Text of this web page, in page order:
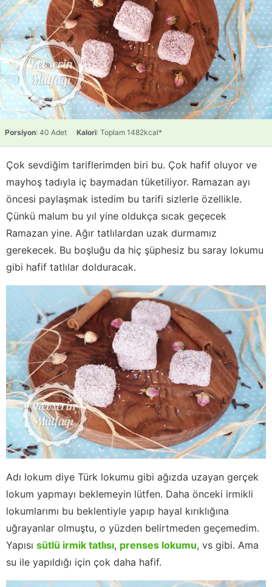
Porsiyon: 40 Adet Kalori: Toplam 1482kcal*
Çok sevdiğim tariflerimden biri bu. Çok hafif oluyor ve
mayhoş tadıyla iç baymadan tüketiliyor. Ramazan ayı
öncesi paylaşmak istedim bu tarifi sizlerle özellikle.
Çünkü malum bu yıl yine oldukça sıcak geçecek
Ramazan yine. Ağır tatlılardan uzak durmamız
gerekecek. Bu boşluğu da hiç şüphesiz bu saray lokumu
gibi hafif tatlılar dolduracak.
Adı lokum diye Türk lokumu gibi ağızda uzayan gerçek
lokum yapmayı beklemeyin lütfen. Daha önceki irmikli
lokumlarımı bu beklentiyle yapıp hayal kırıklığına
uğrayanlar olmuştu, o yüzden belirtmeden geçemedim.
Yapısı sütlü irmik tatlısı, prenses lokumu, vs gibi. Ama
su ile yapıldığı için çok daha hafif.